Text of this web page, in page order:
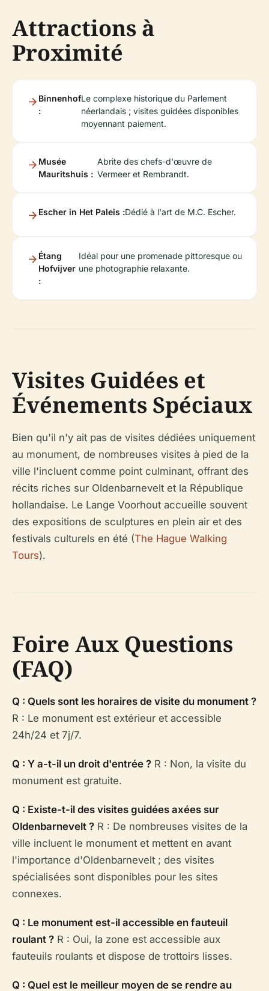
Attractions à
Proximité
Binnenhof
:
Le complexe historique du Parlement
néerlandais ; visites guidées disponibles
moyennant paiement.
Musée
Mauritshuis :
Abrite des chefs-d'œuvre de
Vermeer et Rembrandt.
Escher in Het Paleis :Dédié à l'art de M.C. Escher.
Étang
Hofvijver
:
Idéal pour une promenade pittoresque ou
une photographie relaxante.
Visites Guidées et
Événements Spéciaux
Bien qu'il n'y ait pas de visites dédiées uniquement
au monument, de nombreuses visites à pied de la
ville l'incluent comme point culminant, offrant des
récits riches sur Oldenbarnevelt et la République
hollandaise. Le Lange Voorhout accueille souvent
des expositions de sculptures en plein air et des
festivals culturels en été (The Hague Walking
Tours).
Foire Aux Questions
(FAQ)
Q : Quels sont les horaires de visite du monument ?
R : Le monument est extérieur et accessible
24h/24 et 7j/7.
Q : Y a-t-il un droit d'entrée ? R : Non, la visite du
monument est gratuite.
Q : Existe-t-il des visites guidées axées sur
Oldenbarnevelt ? R : De nombreuses visites de la
ville incluent le monument et mettent en avant
l'importance d'Oldenbarnevelt ; des visites
spécialisées sont disponibles pour les sites
connexes.
Q : Le monument est-il accessible en fauteuil
roulant ? R : Oui, la zone est accessible aux
fauteuils roulants et dispose de trottoirs lisses.
Q : Quel est le meilleur moyen de se rendre au